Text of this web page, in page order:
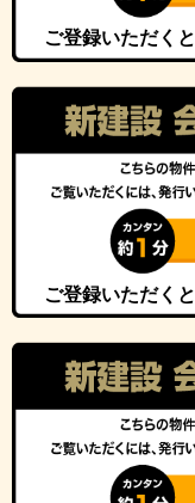
ご登録いただくと
ご登録いただくと